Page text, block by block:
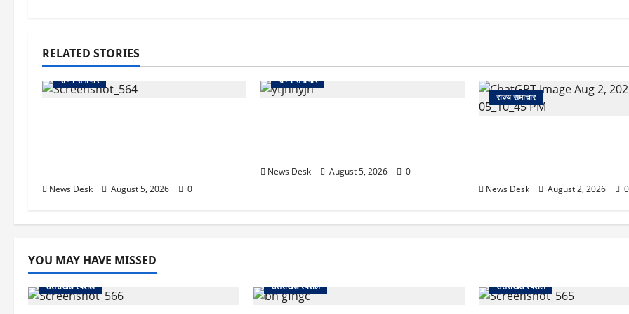
RELATED STORIES
राज्य समाचार
News Desk August 5, 2026 0
राज्य समाचार
News Desk August 5, 2026 0
राज्य समाचार
News Desk August 2, 2026 0
YOU MAY HAVE MISSED
उत्तराखंड स्पेशल उत्तराखंड स्पेशल उत्तराखंड स्पेशल